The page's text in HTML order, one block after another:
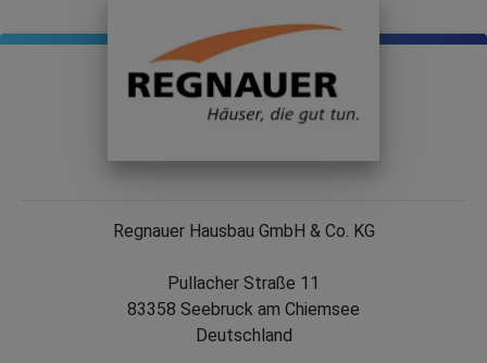
Regnauer Hausbau GmbH & Co. KG
Pullacher Straße 11
83358 Seebruck am Chiemsee
Deutschland